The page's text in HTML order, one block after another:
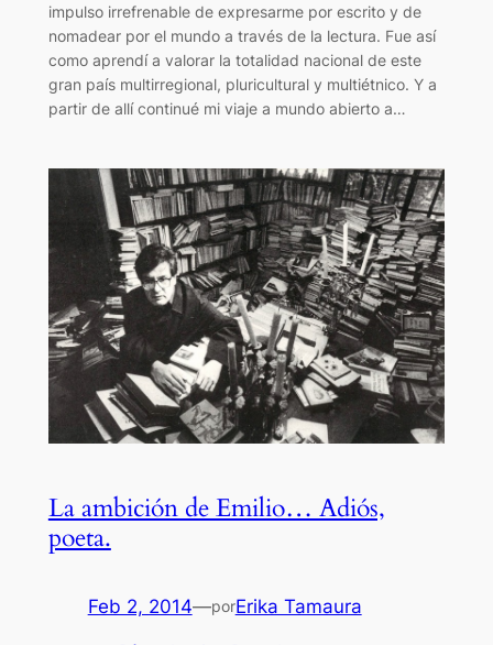
impulso irrefrenable de expresarme por escrito y de
nomadear por el mundo a través de la lectura. Fue así
como aprendí a valorar la totalidad nacional de este
gran país multirregional, pluricultural y multiétnico. Y a
partir de allí continué mi viaje a mundo abierto a…
La ambición de Emilio… Adiós,
poeta.
Feb 2, 2014—porErika Tamaura